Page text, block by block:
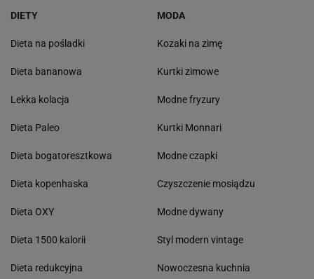
DIETY
Dieta na pośladki
Dieta bananowa
Lekka kolacja
Dieta Paleo
Dieta bogatoresztkowa
Dieta kopenhaska
Dieta OXY
Dieta 1500 kalorii
Dieta redukcyjna
MODA
Kozaki na zimę
Kurtki zimowe
Modne fryzury
Kurtki Monnari
Modne czapki
Czyszczenie mosiądzu
Modne dywany
Styl modern vintage
Nowoczesna kuchnia